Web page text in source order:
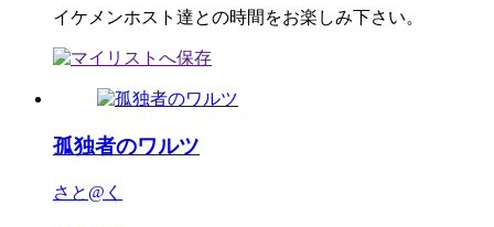
イケメンホスト達との時間をお楽しみ下さい。
孤独者のワルツ
さと@く